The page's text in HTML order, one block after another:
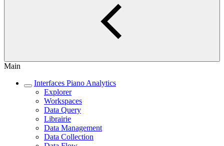
Main
Interfaces Piano Analytics
Explorer
Workspaces
Data Query
Librairie
Data Management
Data Collection